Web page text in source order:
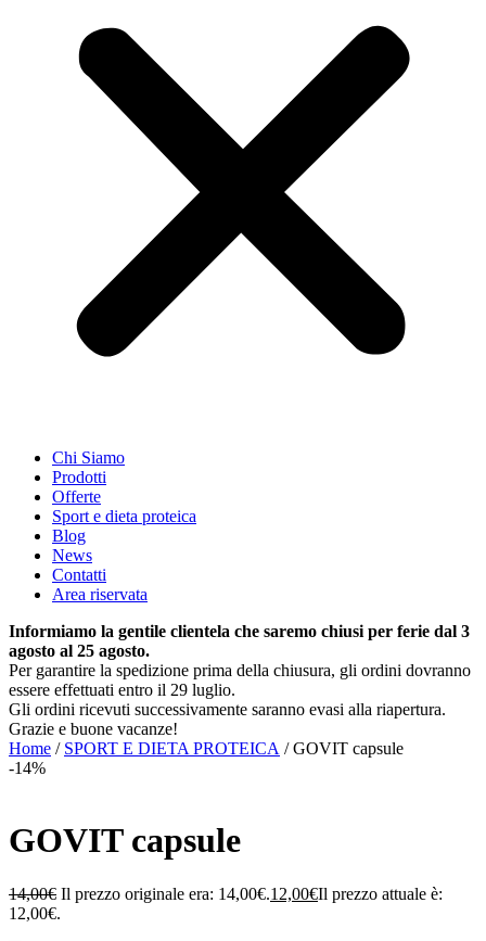
Chi Siamo
Prodotti
Offerte
Sport e dieta proteica
Blog
News
Contatti
Area riservata
Informiamo la gentile clientela che saremo chiusi per ferie dal 3
agosto al 25 agosto.
Per garantire la spedizione prima della chiusura, gli ordini dovranno
essere effettuati entro il 29 luglio.
Gli ordini ricevuti successivamente saranno evasi alla riapertura.
Grazie e buone vacanze!
Home / SPORT E DIETA PROTEICA / GOVIT capsule
-14%
GOVIT capsule
14,00€ Il prezzo originale era: 14,00€.12,00€Il prezzo attuale è:
12,00€.